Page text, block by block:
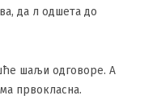
да л одшета до
шаљи одговоре. А
првокласна.